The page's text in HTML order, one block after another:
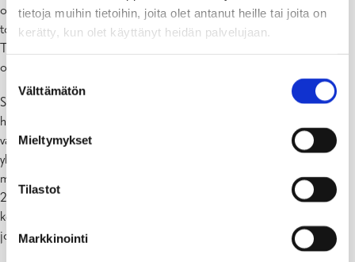
tietoja muihin tietoihin, joita olet antanut heille tai joita on
kerätty, kun olet käyttänyt heidän palvelujaan.
Suostumuksen
valinta
Välttämätön
Mieltymykset
Tilastot
Markkinointi
oppimiskokonaisuuksissa tarkastellaan oppiainerajat ylittäen
todellisen maailman ilmiöitä tai teemoja kokonaisuuksina.
Toiminnan tapa luokissa voi vaihdella oppilaiden tarpeista ja
opetuksen tavoitteista riippuen.
Syyslauantait ovat olleet Kiilan koulun perinteinen päivä tavata
huoltajia avoimien ovien tai markkinoiden merkeissä. Emme
valitettavasti voi tänäkään vuonna järjestää Kiilan koulu ja koti
yhdistyksen markkina- ja kahvilatoimintaa. Syyskuu on ollut valintana
myös siksi, että valtakunnallista Kodin ja Koulun Päivää vietetään
24.9.2021. Kiilan koululle on tärkeää aktiivisesti vaalia kodin ja
koulun välistä hyvää yhteistyötä ja yhteisöllistä toimintakulttuuria,
joka huomioi kaikki oppilaat sekä heidän perheensä.